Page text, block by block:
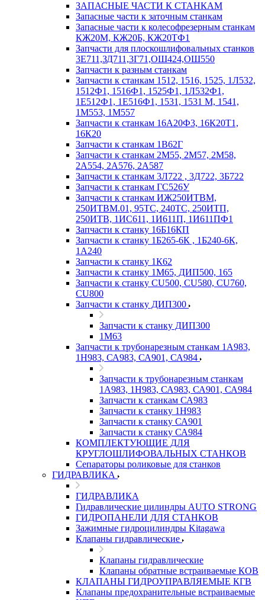
ЗАПАСНЫЕ ЧАСТИ К СТАНКАМ
Запасные части к заточным станкам
Запасные части к колесофрезерным станкам
КЖ20М, КЖ20Б, КЖ20ТФ1
Запчасти для плоскошлифовальных станков
3Е711,ЗД711,3Г71,ОШ424,ОШ550
Запчасти к разным станкам
Запчасти к станкам 1512, 1516, 1525, 1Л532,
1512Ф1, 1516Ф1, 1525Ф1, 1Л532Ф1,
1Е512Ф1, 1Е516Ф1, 1531, 1531 М, 1541,
1М553, 1М557
Запчасти к станкам 16А20Ф3, 16К20Т1,
16К20
Запчасти к станкам 1В62Г
Запчасти к станкам 2М55, 2М57, 2М58,
2А554, 2А576, 2А587
Запчасти к станкам 3Л722 , 3Д722, 3Б722
Запчасти к станкам ГС526У
Запчасти к станкам ИЖ250ИТВМ,
250ИТВМ.01, 95ТС, 240ТС, 250ИТП,
250ИТВ, 1ИС611, 1И611П, 1И611ПФ1
Запчасти к станку 16Б16КП
Запчасти к станку 1Б265-6К , 1Б240-6К,
1А240
Запчасти к станку 1К62
Запчасти к станку 1М65, ДИП500, 165
Запчасти к станку CU500, CU580, CU760,
CU800
Запчасти к станку ДИП300
Запчасти к станку ДИП300
1М63
Запчасти к трубонарезным станкам 1А983,
1Н983, СА983, СА901, СА984
Запчасти к трубонарезным станкам
1А983, 1Н983, СА983, СА901, СА984
Запчасти к станкам СА983
Запчасти к станку 1Н983
Запчасти к станку СА901
Запчасти к станку СА984
КОМПЛЕКТУЮЩИЕ ДЛЯ
КРУГЛОШЛИФОВАЛЬНЫХ СТАНКОВ
Сепараторы роликовые для станков
ГИДРАВЛИКА
ГИДРАВЛИКА
Гидравлические цилиндры AUTO STRONG
ГИДРОПАНЕЛИ ДЛЯ СТАНКОВ
Зажимные гидроцилиндры Kitagawa
Клапаны гидравлические
Клапаны гидравлические
Клапаны обратные встраиваемые КОВ
КЛАПАНЫ ГИДРОУПРАВЛЯЕМЫЕ КГВ
Клапаны предохранительные встраиваемые